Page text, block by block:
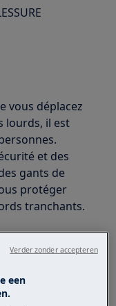
vous déplacez
lourds, il est
et des
gants de
protéger
tranchants.
AUX
een
Verder zonder accepteren